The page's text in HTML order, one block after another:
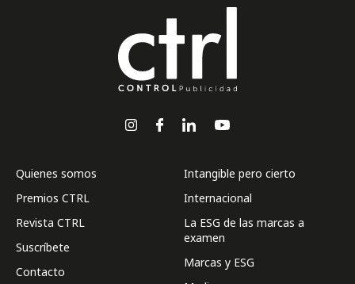
Quienes somos
Premios CTRL
Revista CTRL
Suscríbete
Contacto
Intangible pero cierto
Internacional
La ESG de las marcas a
examen
Marcas y ESG